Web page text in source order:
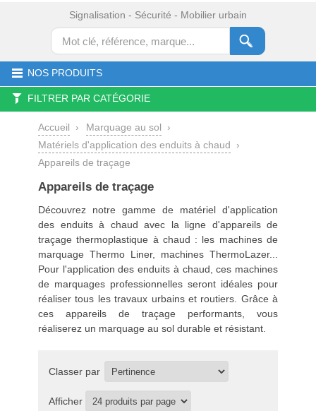
Signalisation - Sécurité - Mobilier urbain
NOS PRODUITS
FILTRER PAR CATÉGORIE
Accueil › Marquage au sol
›
Matériels d'application des enduits à chaud
›
Appareils de traçage
Appareils de traçage
Découvrez notre gamme de matériel d'application
des enduits à chaud avec la ligne d'appareils de
traçage thermoplastique à chaud : les machines de
marquage Thermo Liner, machines ThermoLazer...
Pour l'application des enduits à chaud, ces machines
de marquages professionnelles seront idéales pour
réaliser tous les travaux urbains et routiers. Grâce à
ces appareils de traçage performants, vous
réaliserez un marquage au sol durable et résistant.
Classer par
Afficher